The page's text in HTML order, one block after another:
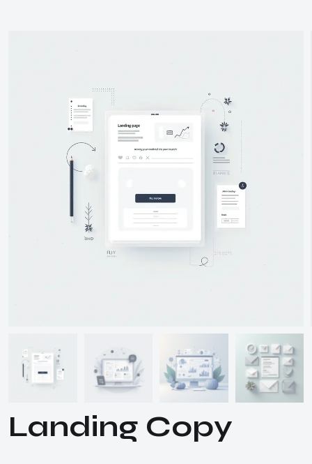
Landing Copy